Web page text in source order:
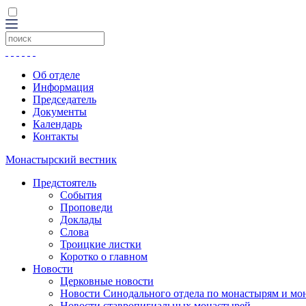
Об отделе
Информация
Председатель
Документы
Календарь
Контакты
Монастырский вестник
Предстоятель
События
Проповеди
Доклады
Слова
Троицкие листки
Коротко о главном
Новости
Церковные новости
Новости Синодального отдела по монастырям и